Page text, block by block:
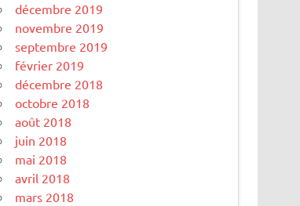
décembre 2019
novembre 2019
septembre 2019
février 2019
décembre 2018
octobre 2018
août 2018
juin 2018
mai 2018
avril 2018
mars 2018